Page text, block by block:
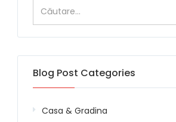
Blog Post Categories
Casa & Gradina